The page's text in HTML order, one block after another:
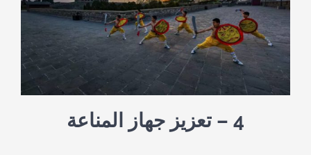
4 – تعزيز جهاز المناعة